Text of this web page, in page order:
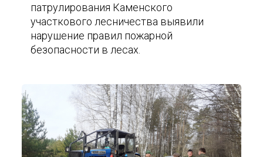
патрулирования Каменского
участкового лесничества выявили
нарушение правил пожарной
безопасности в лесах.